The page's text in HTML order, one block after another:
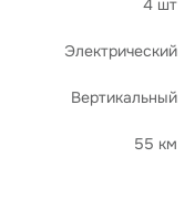
4 шт
Электрический
Вертикальный
55 км